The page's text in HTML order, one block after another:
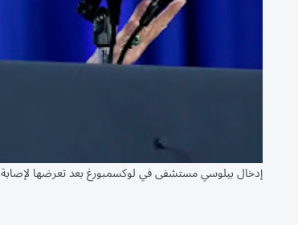
إدخال بيلوسي مستشفى في لوكسمبورغ بعد تعرضها لإصابة